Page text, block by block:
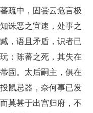
疏中，固尝云危言极
诛恶之宜速，处事之
，语且矛盾，识者已
；陈蕃之死，其失在
固。太后嗣主，俱在
鼠忌器，奈何事已发
莫甚于出宫归府，不